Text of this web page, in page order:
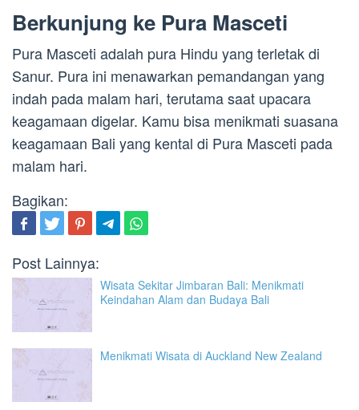
Berkunjung ke Pura Masceti
Pura Masceti adalah pura Hindu yang terletak di
Sanur. Pura ini menawarkan pemandangan yang
indah pada malam hari, terutama saat upacara
keagamaan digelar. Kamu bisa menikmati suasana
keagamaan Bali yang kental di Pura Masceti pada
malam hari.
Bagikan:
Post Lainnya:
Wisata Sekitar Jimbaran Bali: Menikmati
Keindahan Alam dan Budaya Bali
Menikmati Wisata di Auckland New Zealand